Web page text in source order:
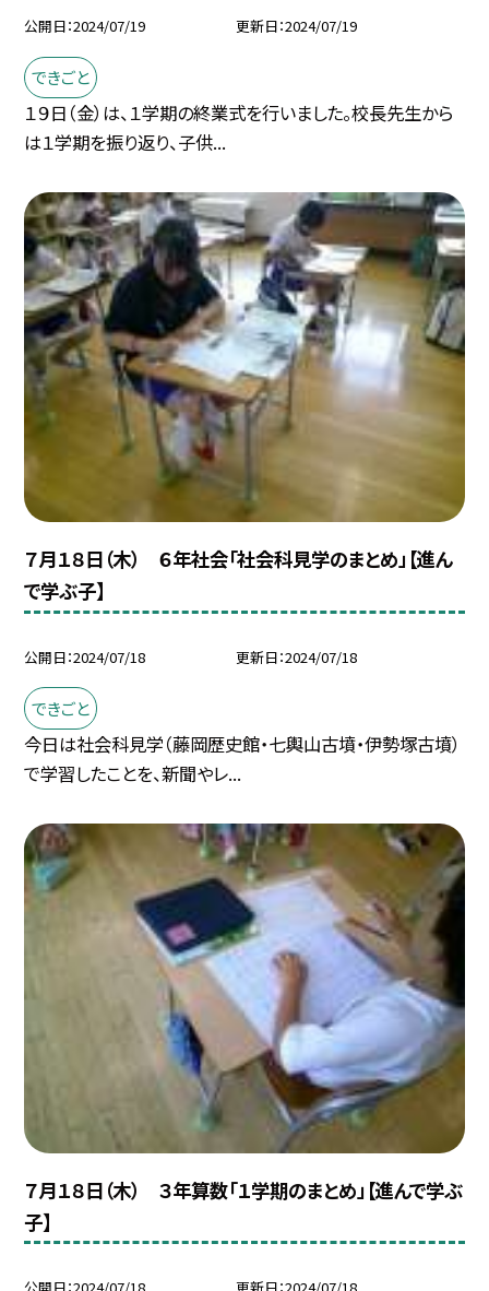
公開日 2024/07/19 更新日 2024/07/19
できごと
１９日（金）は、１学期の終業式を行いました。校長先生から
は１学期を振り返り、子供...
７月１８日（木） ６年社会「社会科見学のまとめ」【進ん
で学ぶ子】
公開日 2024/07/18 更新日 2024/07/18
できごと
今日は社会科見学（藤岡歴史館・七輿山古墳・伊勢塚古墳）
で学習したことを、新聞やレ...
７月１８日（木） ３年算数「１学期のまとめ」【進んで学ぶ
子】